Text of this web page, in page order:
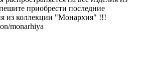
приобрести последние
из коллекции "Монархия" !!!
monarhiya